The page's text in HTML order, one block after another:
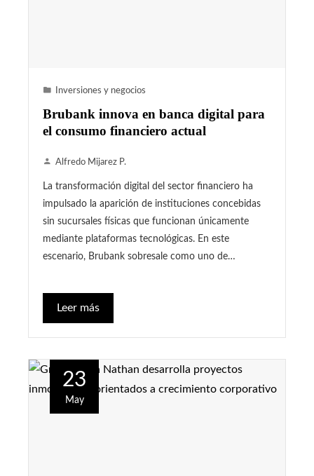
Inversiones y negocios
Brubank innova en banca digital para
el consumo financiero actual
Alfredo Mijarez P.
La transformación digital del sector financiero ha
impulsado la aparición de instituciones concebidas
sin sucursales físicas que funcionan únicamente
mediante plataformas tecnológicas. En este
escenario, Brubank sobresale como uno de…
Leer más
23
May